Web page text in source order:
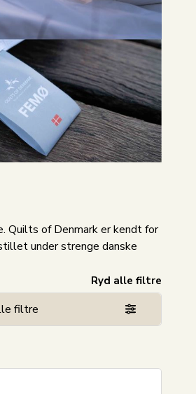
Quilts of Denmark er kendt for
under strenge danske
Ryd alle filtre
filtre